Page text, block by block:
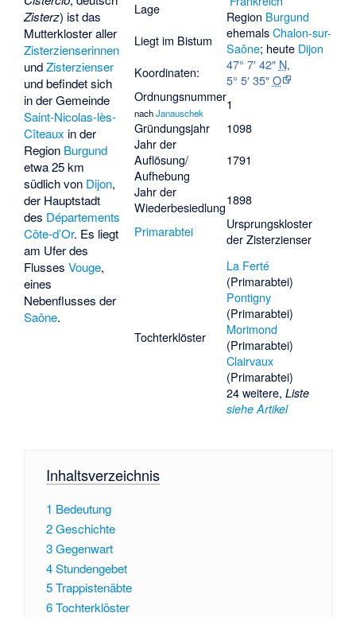
Lage
Region Burgund
Liegt im Bistum
ehemalsChalon-sur-
Saône; heute Dijon
Koordinaten:
47° 7′ 42″ N,
5° 5′ 35″O
Ordnungsnummer
nachJanauschek
1
Gründungsjahr
1098
Jahr der
Auflösung/
Aufhebung
1791
Jahr der
Wiederbesiedlung1898
Primarabtei
Ursprungskloster
der Zisterzienser
Tochterklöster
La Ferté
(Primarabtei)
Pontigny
(Primarabtei)
Morimond
(Primarabtei)
Clairvaux
(Primarabtei)
24 weitere, Liste
siehe Artikel
Zisterz) ist das
Mutterkloster aller
Zisterzienserinnen
undZisterzienser
und befindet sich
in der Gemeinde
Saint-Nicolas-lès-
Cîteaux in der
Region Burgund
etwa 25 km
südlich von Dijon,
der Hauptstadt
des Départements
Côte-d’Or. Es liegt
am Ufer des
FlussesVouge,
eines
Nebenflusses der
Saône.
Inhaltsverzeichnis
1 Bedeutung
2Geschichte
3Gegenwart
4Stundengebet
5Trappistenäbte
6Tochterklöster